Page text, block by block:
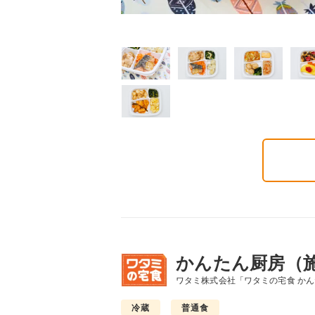
塩分制限食
426円(1食分/税込)
たんぱく調整食
426円(1食分/税込)
かんたん厨房（
ワタミ株式会社「ワタミの宅食 か
冷蔵 普通食